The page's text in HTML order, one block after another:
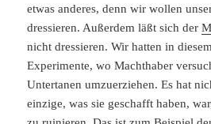
etwas anderes, denn wir wollen
dressieren. Außerdem läßt sich der
nicht dressieren. Wir hatten in
Experimente, wo Machthaber
Untertanen umzuerziehen. Es hat
einzige, was sie geschafft haben,